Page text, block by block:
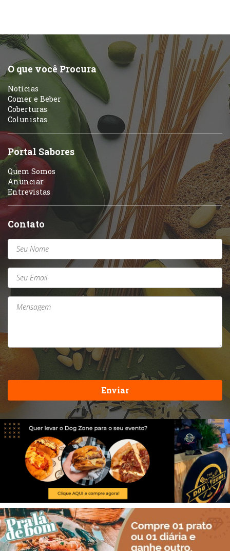
O que você Procura
Notícias
Comer e Beber
Coberturas
Colunistas
Portal Sabores
Quem Somos
Anunciar
Entrevistas
Contato
Enviar